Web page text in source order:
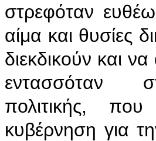
στρεφόταν
αίμα και θυσίες
διεκδικούν και
εντασσόταν
πολιτικής,
κυβέρνηση για